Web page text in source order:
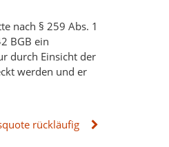
nach § 259 Abs. 1
BGB ein
durch Einsicht der
werden und er
rückläufig